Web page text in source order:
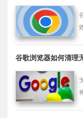
谷歌浏览器如何清理